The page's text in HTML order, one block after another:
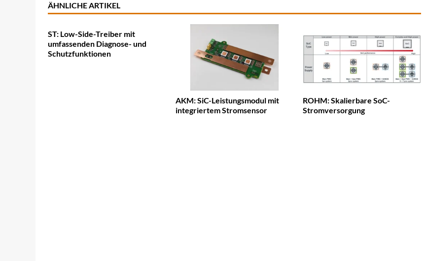
ÄHNLICHE ARTIKEL
ST: Low-Side-Treiber mit
umfassenden Diagnose- und
Schutzfunktionen
AKM: SiC-Leistungsmodul mit
integriertem Stromsensor
ROHM: Skalierbare SoC-
Stromversorgung